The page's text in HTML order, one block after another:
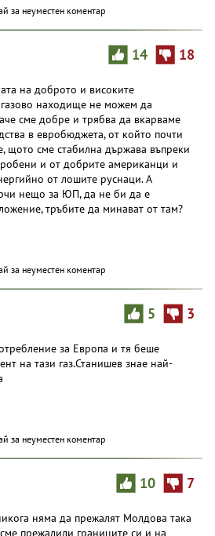
за неуместен коментар
14 18
на доброто и високите
находище не можем да
сме добре и трябва да вкарваме
в евробюджета, от който почти
щото сме стабилна държава въпреки
и от добрите американци и
от лошите руснаци. А
нещо за ЮП, да не би да е
тръбите да минават от там?
за неуместен коментар
5 3
за Европа и тя беше
на тази газ.Станишев знае най-
за неуместен коментар
10 7
няма да прежалят Молдова така
прежалили границите си и на